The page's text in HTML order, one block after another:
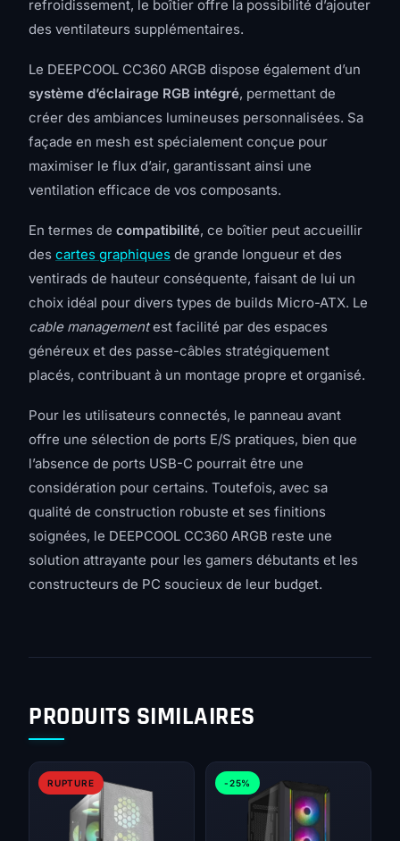
refroidissement, le boîtier offre la possibilité d’ajouter
des ventilateurs supplémentaires.
Le DEEPCOOL CC360 ARGB dispose également d’un
système d’éclairage RGB intégré, permettant de
créer des ambiances lumineuses personnalisées. Sa
façade en mesh est spécialement conçue pour
maximiser le flux d’air, garantissant ainsi une
ventilation efficace de vos composants.
En termes de compatibilité, ce boîtier peut accueillir
des cartes graphiques de grande longueur et des
ventirads de hauteur conséquente, faisant de lui un
choix idéal pour divers types de builds Micro-ATX. Le
cable managementest facilité par des espaces
généreux et des passe-câbles stratégiquement
placés, contribuant à un montage propre et organisé.
Pour les utilisateurs connectés, le panneau avant
offre une sélection de ports E/S pratiques, bien que
l’absence de ports USB-C pourrait être une
considération pour certains. Toutefois, avec sa
qualité de construction robuste et ses finitions
soignées, le DEEPCOOL CC360 ARGB reste une
solution attrayante pour les gamers débutants et les
constructeurs de PC soucieux de leur budget.
PRODUITS SIMILAIRES
RUPTURE -25%